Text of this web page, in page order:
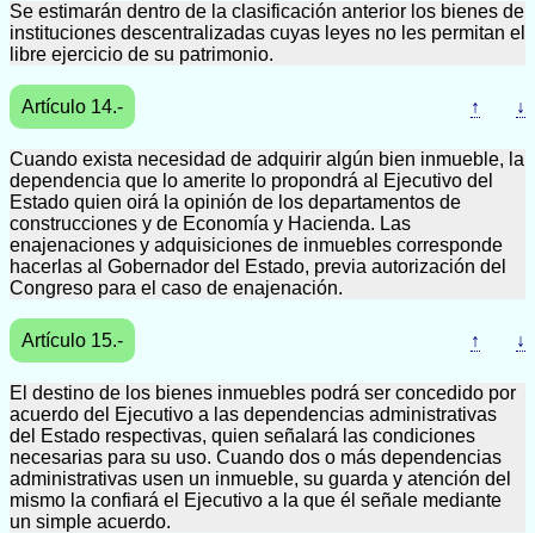
Se estimarán dentro de la clasificación anterior los bienes de
instituciones descentralizadas cuyas leyes no les permitan el
libre ejercicio de su patrimonio.
Artículo 14.- ↑ ↓
Cuando exista necesidad de adquirir algún bien inmueble, la
dependencia que lo amerite lo propondrá al Ejecutivo del
Estado quien oirá la opinión de los departamentos de
construcciones y de Economía y Hacienda. Las
enajenaciones y adquisiciones de inmuebles corresponde
hacerlas al Gobernador del Estado, previa autorización del
Congreso para el caso de enajenación.
Artículo 15.- ↑ ↓
El destino de los bienes inmuebles podrá ser concedido por
acuerdo del Ejecutivo a las dependencias administrativas
del Estado respectivas, quien señalará las condiciones
necesarias para su uso. Cuando dos o más dependencias
administrativas usen un inmueble, su guarda y atención del
mismo la confiará el Ejecutivo a la que él señale mediante
un simple acuerdo.